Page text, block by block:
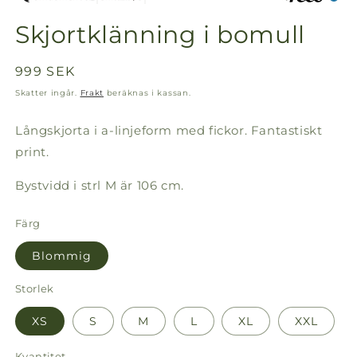
Skjortklänning i bomull
Ordinarie
pris
999 SEK
Skatter ingår. Frakt beräknas i kassan.
Långskjorta i a-linjeform med fickor. Fantastiskt
print.
Bystvidd i strl M är 106 cm.
Färg
Blommig
Storlek
XS S M L XL XXL